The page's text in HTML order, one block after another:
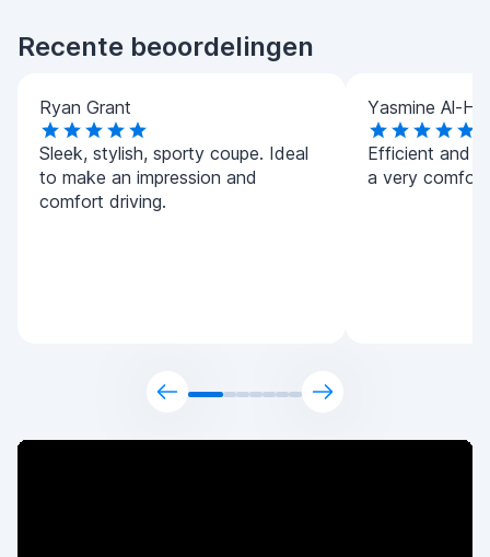
Recente beoordelingen
Ryan Grant
Sleek, stylish, sporty coupe. Ideal
to make an impression and
comfort driving.
Yasmine Al-
Efficient and
a very